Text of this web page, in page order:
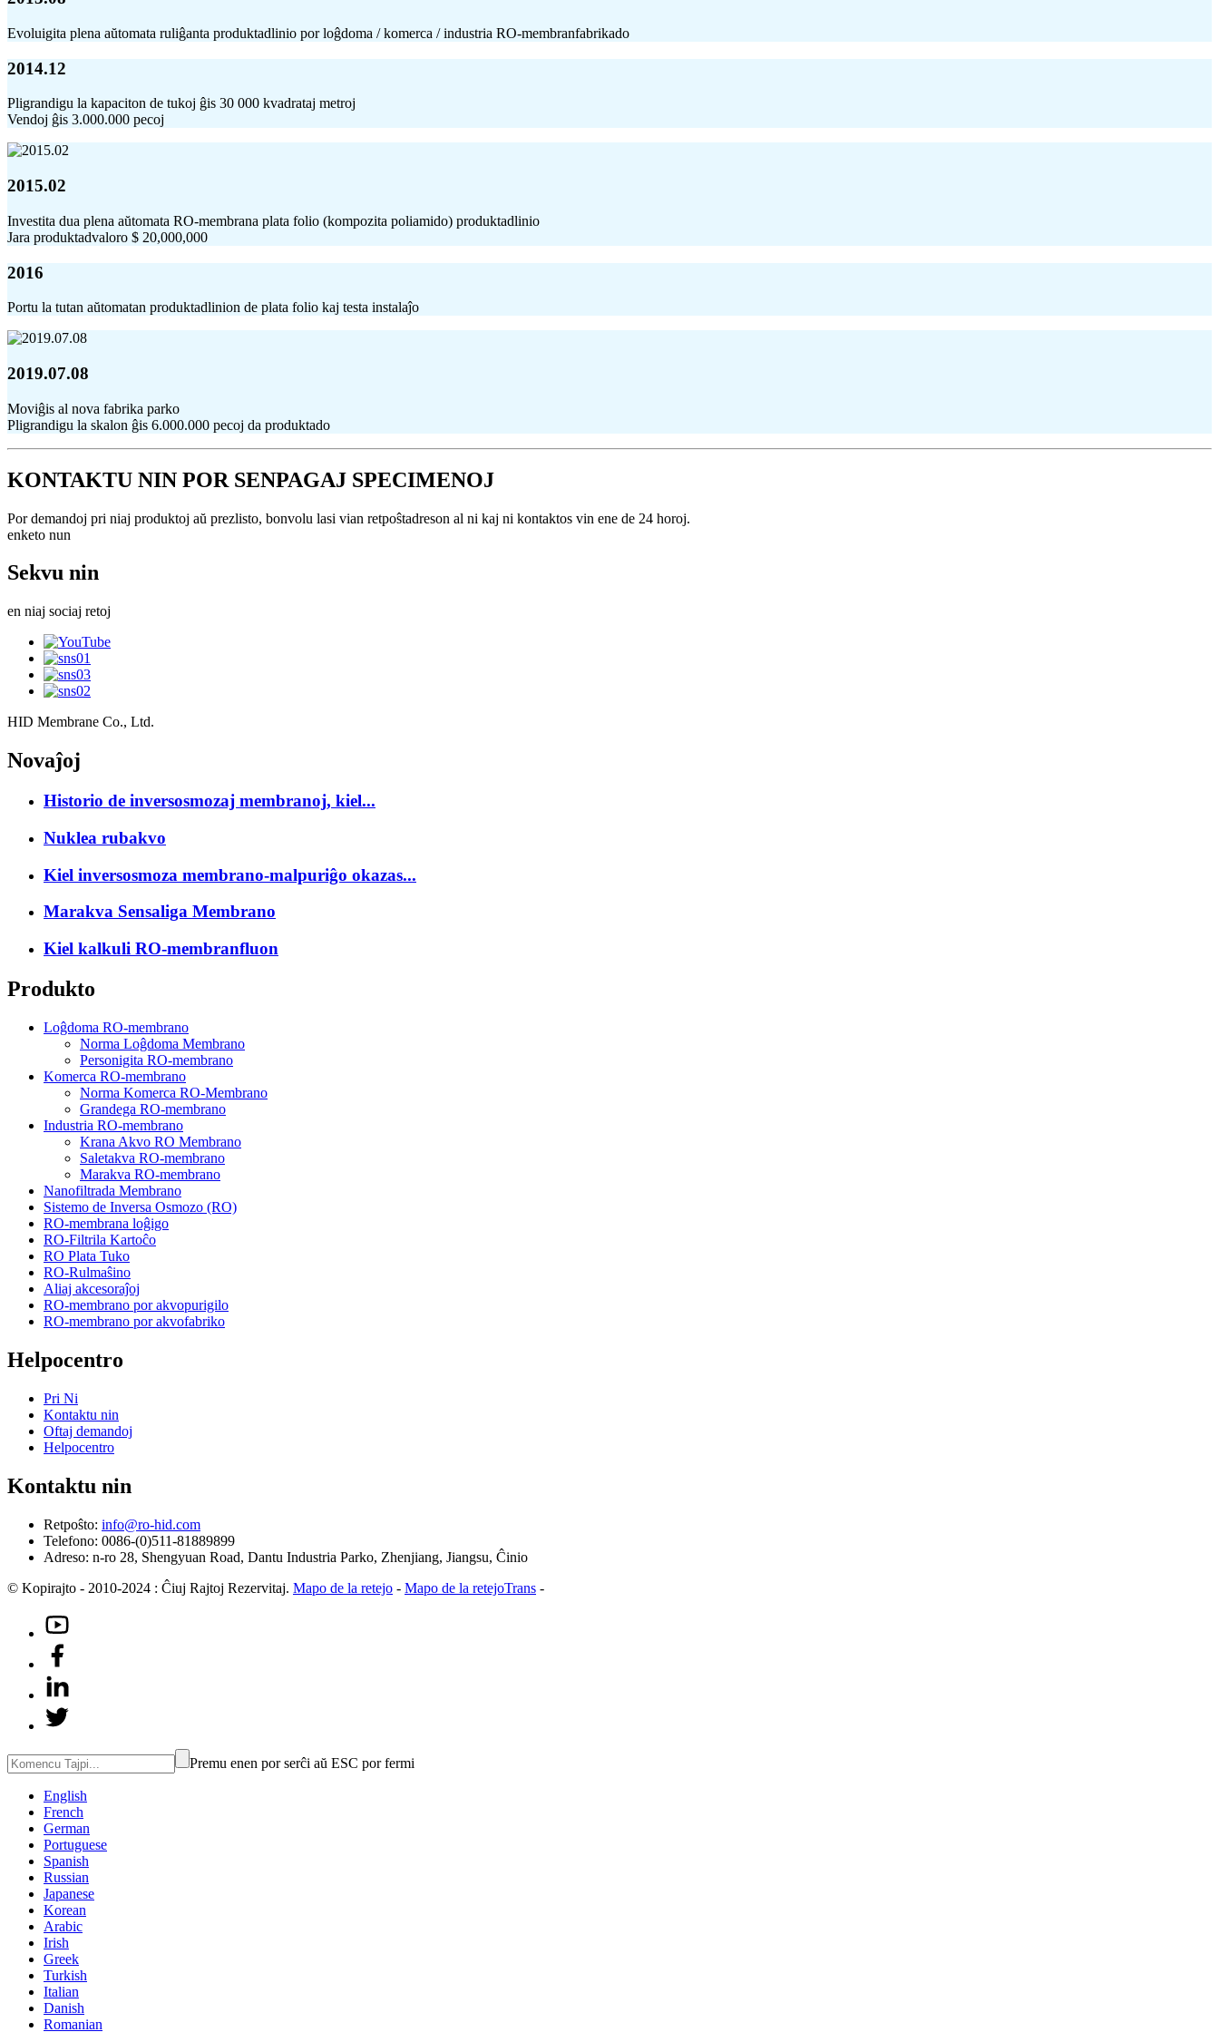
Evoluigita plena aŭtomata ruliĝanta produktadlinio por loĝdoma / komerca / industria RO-membranfabrikado
2014.12
Pligrandigu la kapaciton de tukoj ĝis 30 000 kvadrataj metroj
Vendoj ĝis 3.000.000 pecoj
2015.02
Investita dua plena aŭtomata RO-membrana plata folio (kompozita poliamido) produktadlinio
Jara produktadvaloro $ 20,000,000
2016
Portu la tutan aŭtomatan produktadlinion de plata folio kaj testa instalaĵo
2019.07.08
Moviĝis al nova fabrika parko
Pligrandigu la skalon ĝis 6.000.000 pecoj da produktado
KONTAKTU NIN POR SENPAGAJ SPECIMENOJ
Por demandoj pri niaj produktoj aŭ prezlisto, bonvolu lasi vian retpoŝtadreson al ni kaj ni kontaktos vin ene de 24 horoj.
enketo nun
Sekvu nin
en niaj sociaj retoj
HID Membrane Co., Ltd.
Novaĵoj
Historio de inversosmozaj membranoj, kiel...
Nuklea rubakvo
Kiel inversosmoza membrano-malpuriĝo okazas...
Marakva Sensaliga Membrano
Kiel kalkuli RO-membranfluon
Produkto
Loĝdoma RO-membrano
Norma Loĝdoma Membrano
Personigita RO-membrano
Komerca RO-membrano
Norma Komerca RO-Membrano
Grandega RO-membrano
Industria RO-membrano
Krana Akvo RO Membrano
Saletakva RO-membrano
Marakva RO-membrano
Nanofiltrada Membrano
Sistemo de Inversa Osmozo (RO)
RO-membrana loĝigo
RO-Filtrila Kartoĉo
RO Plata Tuko
RO-Rulmaŝino
Aliaj akcesoraĵoj
RO-membrano por akvopurigilo
RO-membrano por akvofabriko
Helpocentro
Pri Ni
Kontaktu nin
Oftaj demandoj
Helpocentro
Kontaktu nin
Retpoŝto: info@ro-hid.com
Telefono: 0086-(0)511-81889899
Adreso: n-ro 28, Shengyuan Road, Dantu Industria Parko, Zhenjiang, Jiangsu, Ĉinio
© Kopirajto - 2010-2024 : Ĉiuj Rajtoj Rezervitaj. Mapo de la retejo - Mapo de la retejoTrans -
Premu enen por serĉi aŭ ESC por fermi
English
French
German
Portuguese
Spanish
Russian
Japanese
Korean
Arabic
Irish
Greek
Turkish
Italian
Danish
Romanian